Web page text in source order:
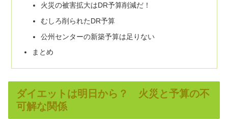
火災の被害拡大はDR予算削減だ！
むしろ削られたDR予算
公州センターの新築予算は足りない
まとめ
ダイエットは明日から？ 火災と予算の不
可解な関係